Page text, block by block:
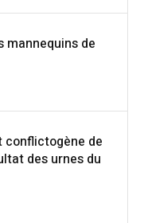
mannequins de
conflictogène de
des urnes du